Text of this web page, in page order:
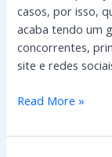
casos, por isso,
acaba tendo um
concorrentes,
site e redes
Read More »